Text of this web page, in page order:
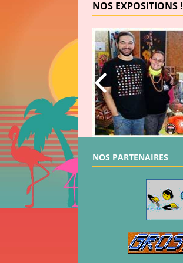
NOS EXPOSITIONS !
NOS PARTENAIRES